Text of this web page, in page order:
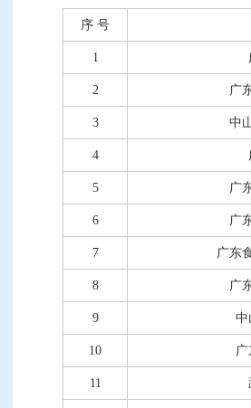
序 号
1
2 广
3 中
4
5 广
6 广
7 广东
8 广
9 中
10
11